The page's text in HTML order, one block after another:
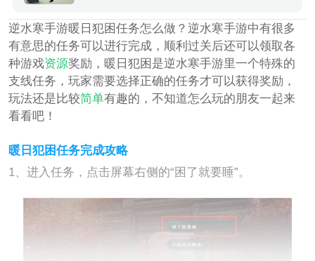
逆水寒手游暖日犯困任务怎么做？逆水寒手游中有很多
有意思的任务可以进行完成，顺利过关后还可以领取各
种游戏资源奖励，暖日犯困是逆水寒手游里一个特殊的
支线任务，玩家需要选择正确的任务才可以获得奖励，
玩法还是比较简单有趣的，不知道怎么玩的朋友一起来
看看吧！
暖日犯困任务完成攻略
1、进入任务，点击屏幕右侧的“困了就要睡”。